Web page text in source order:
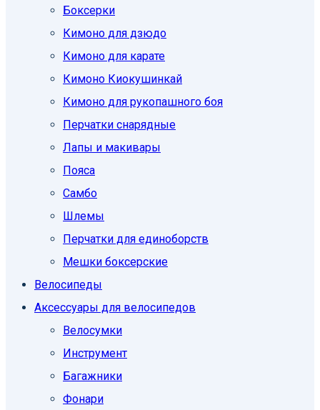
Боксерки
Кимоно для дзюдо
Кимоно для карате
Кимоно Киокушинкай
Кимоно для рукопашного боя
Перчатки снарядные
Лапы и макивары
Пояса
Самбо
Шлемы
Перчатки для единоборств
Мешки боксерские
Велосипеды
Аксессуары для велосипедов
Велосумки
Инструмент
Багажники
Фонари